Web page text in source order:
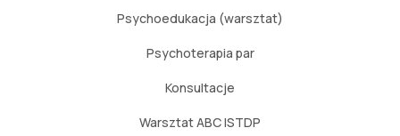
Psychoedukacja (warsztat)
Psychoterapia par
Konsultacje
Warsztat ABC ISTDP